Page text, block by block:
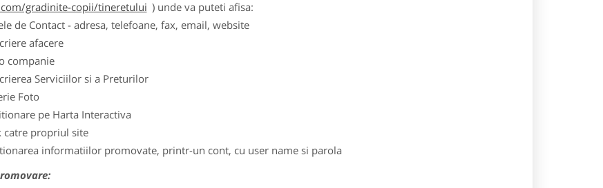
gradinite-copii/tineretului ) unde va puteti afisa:
de Contact - adresa, telefoane, fax, email, website
afacere
companie
Serviciilor si a Preturilor
Foto
pe Harta Interactiva
catre propriul site
informatiilor promovate, printr-un cont, cu user name si parola